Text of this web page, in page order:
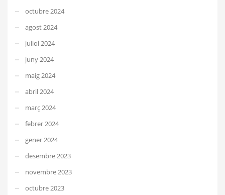
octubre 2024
agost 2024
juliol 2024
juny 2024
maig 2024
abril 2024
març 2024
febrer 2024
gener 2024
desembre 2023
novembre 2023
octubre 2023